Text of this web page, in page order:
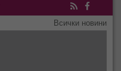
RSS Facebook
Всички новини